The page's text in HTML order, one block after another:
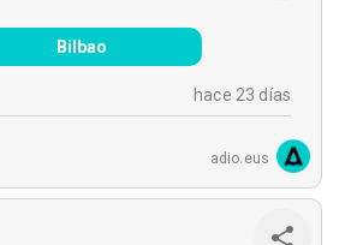
Bilbao
hace 23 días
adio.eus